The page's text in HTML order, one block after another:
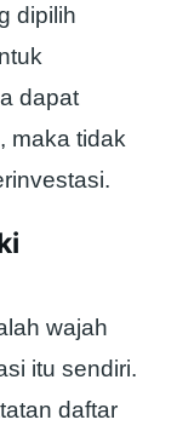
dipilih
dapat
maka tidak
wajah
itu sendiri.
daftar